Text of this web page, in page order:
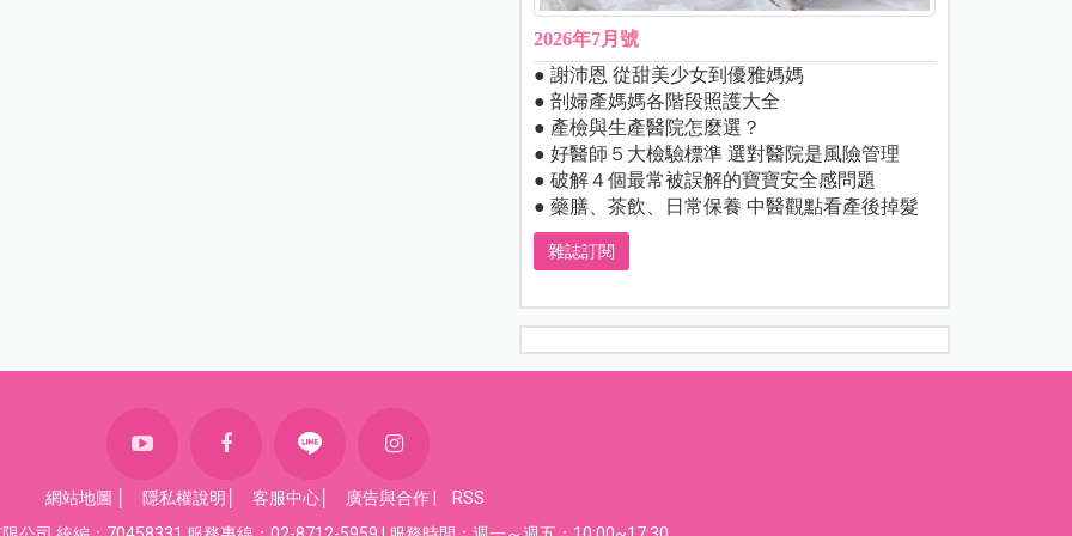
2026年7月號
● 謝沛恩 從甜美少女到優雅媽媽
● 剖婦產媽媽各階段照護大全
● 產檢與生產醫院怎麼選？
● 好醫師５大檢驗標準 選對醫院是風險管理
● 破解４個最常被誤解的寶寶安全感問題
● 藥膳、茶飲、日常保養 中醫觀點看產後掉髮
雜誌訂閱
網站地圖 隱私權說明 客服中心 廣告與合作
RSS